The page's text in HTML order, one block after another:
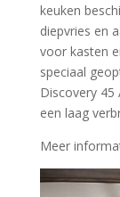
keuken
diepvries en
voor kasten
speciaal
Discovery 45
een laag
Meer